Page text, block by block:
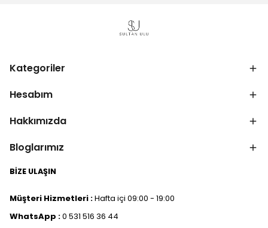
Kategoriler
Hesabım
Hakkımızda
Bloglarımız
BİZE ULAŞIN
Müşteri Hizmetleri :Hafta içi 09:00 - 19:00
WhatsApp :0 531 516 36 44